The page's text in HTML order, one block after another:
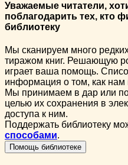
Уважаемые читатели,
поблагодарить тех, кто
библиотеку
Мы сканируем много
тиражом книг. Решающую
играет ваша помощь.
информация о том, как
Мы принимаем в дар или
целью их сохранения в
доступа к ним.
Поддержать библиотеку
способами.
Помощь библиотеке